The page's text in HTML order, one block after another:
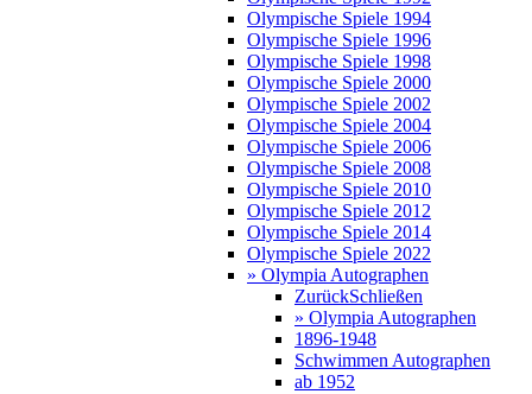
Olympische Spiele 1994
Olympische Spiele 1996
Olympische Spiele 1998
Olympische Spiele 2000
Olympische Spiele 2002
Olympische Spiele 2004
Olympische Spiele 2006
Olympische Spiele 2008
Olympische Spiele 2010
Olympische Spiele 2012
Olympische Spiele 2014
Olympische Spiele 2022
» Olympia Autographen
ZurückSchließen
» Olympia Autographen
1896-1948
Schwimmen Autographen
ab 1952